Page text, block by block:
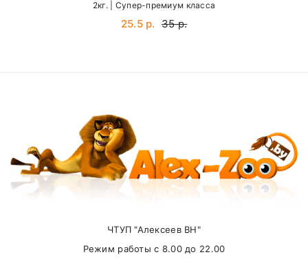
Внимание стоимость доставки зависит от
суммы заказа.
Самовывоз
2кг. | Cупер-премиум класса
25.5 р. 35 р.
ЧТУП "Алексеев ВН"
Режим работы с 8.00 до 22.00